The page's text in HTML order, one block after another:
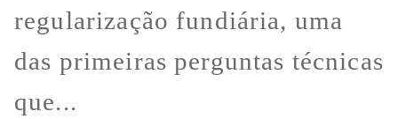
regularização fundiária, uma
das primeiras perguntas técnicas
que...